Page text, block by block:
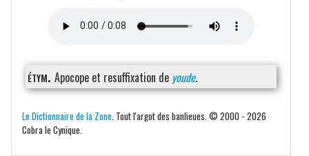
étym. Apocope et resuffixation de youde.
Le Dictionnaire de la Zone . Tout l'argot des banlieues. © 2000 - 2026
Cobra le Cynique.